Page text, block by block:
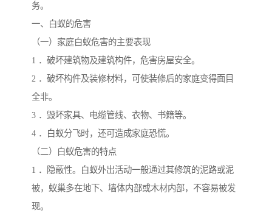
务。
一、白蚁的危害
（一）家庭白蚁危害的主要表现
1 ．破坏建筑物及建筑构件，危害房屋安全。
2 ．破坏构件及装修材料，可使装修后的家庭变得面目
全非。
3 ．毁坏家具、电缆管线、衣物、书籍等。
4 ．白蚁分飞时，还可造成家庭恐慌。
（二）白蚁危害的特点
1 ．隐蔽性。白蚁外出活动一般通过其修筑的泥路或泥
被，蚁巢多在地下、墙体内部或木材内部，不容易被发
现。